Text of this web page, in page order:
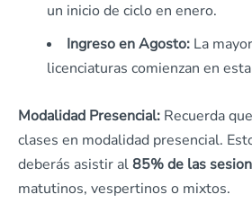
un inicio de ciclo en enero.
Ingreso en Agosto: La
licenciaturas comienzan en
Modalidad Presencial: Recuerda
clases en modalidad presencial.
deberás asistir al85% de las
matutinos, vespertinos o mixtos.